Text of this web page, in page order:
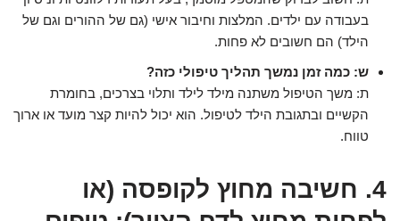
בעבודה עם ילדים. המלצות וחיבור אישי (גם של ההורים וגם של
הילד) הם חשובים לא פחות.
ש: כמה זמן נמשך תהליך טיפולי כזה?
ת: משך הטיפול משתנה מילד לילד ותלוי בצרכים, בחומרת
הקשיים ובתגובת הילד לטיפול. הוא יכול להיות קצר מועד או ארוך
טווח.
4. חשיבה מחוץ לקופסה (או